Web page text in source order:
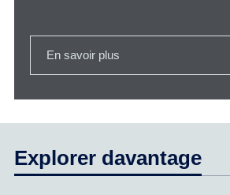
En savoir plus
Explorer davantage